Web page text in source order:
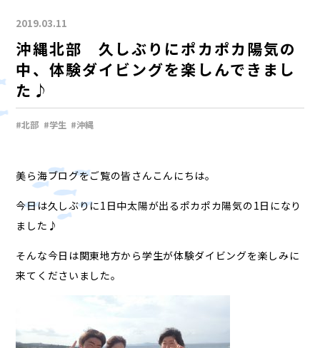
2019.03.11
沖縄北部 久しぶりにポカポカ陽気の
中、体験ダイビングを楽しんできまし
た♪
#北部 #学生 #沖縄
美ら海ブログをご覧の皆さんこんにちは。
今日は久しぶりに1日中太陽が出るポカポカ陽気の1日になり
ました♪
そんな今日は関東地方から学生が体験ダイビングを楽しみに
来てくださいました。